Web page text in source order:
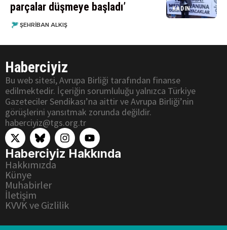
KADIN
parçalar düşmeye başladı’
ŞEHRIBAN ALKIŞ
Haberciyiz
Bu web sitesi, Avrupa Birliği tarafından finanse
edilmektedir. İçeriğin sorumluluğu yalnızca Türkiye
Gazeteciler Sendikası’na aittir ve Avrupa Birliği’nin
görüşlerini yansıtmak zorunda değildir.
haberciyiz@tgs.org.tr
Haberciyiz Hakkında
Hakkımızda
Künye
Muhabirler
İletişim
KVVK ve Gizlilik